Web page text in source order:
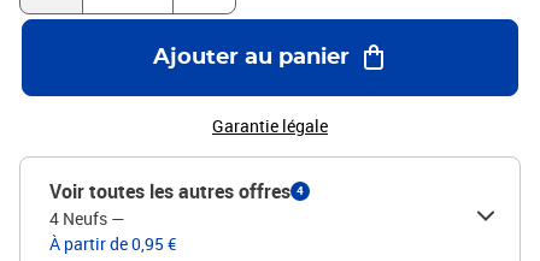
Ajouter au panier
Garantie légale
Voir toutes les autres offres 4
4 Neufs —
À partir de 0,95 €